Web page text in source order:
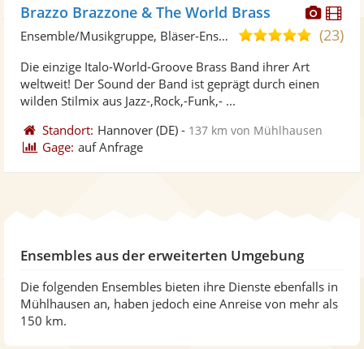
Brazzo Brazzone & The World Brass
5,0(23)
Ensemble/Musikgruppe, Bläser-Ensemble
Die einzige Italo-World-Groove Brass Band ihrer Art
weltweit! Der Sound der Band ist geprägt durch einen
wilden Stilmix aus Jazz-,Rock,-Funk,- ...
Standort: Hannover (DE) - 137 km von Mühlhausen
Gage: auf Anfrage
Ensembles aus der erweiterten Umgebung
Die folgenden Ensembles bieten ihre Dienste ebenfalls in
Mühlhausen an, haben jedoch eine Anreise von mehr als
150 km.